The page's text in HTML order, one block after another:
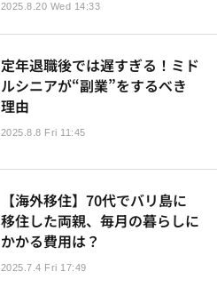
2025.8.20 Wed 14:33
定年退職後では遅すぎる！ミド
ルシニアが“副業”をするべき
理由
2025.8.8 Fri 11:45
【海外移住】70代でバリ島に
移住した両親、毎月の暮らしに
かかる費用は？
2025.7.4 Fri 17:49